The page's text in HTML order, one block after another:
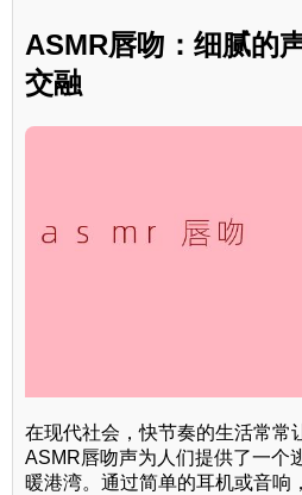
ASMR唇吻：细腻的
交融
在现代社会，快节奏的生活常常
ASMR唇吻声为人们提供了一个
暖港湾。通过简单的耳机或音响